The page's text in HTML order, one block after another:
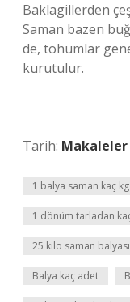
Baklagillerden
Saman bazen
de, tohumlar
kurutulur.
Tarih: Makaleler
1 balya saman kaç kg
1 dönüm tarladan
25 kilo saman
Balya kaç adet